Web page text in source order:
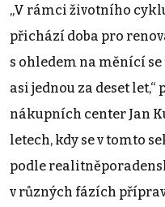
„V rámci životního
přichází doba pro
s ohledem na měnící se
asi jednou za deset
nákupních center Jan
letech, kdy se v tomto
podle
v různých fázích